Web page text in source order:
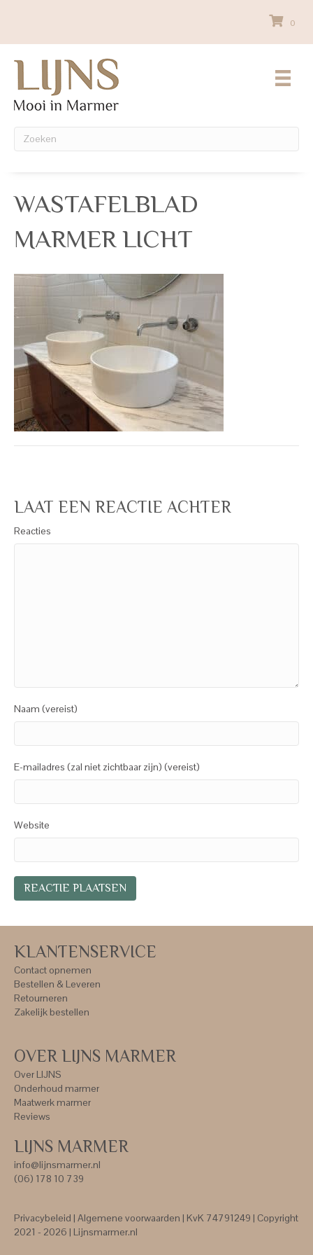
0
WASTAFELBLAD
MARMER LICHT
LAAT EEN REACTIE ACHTER
Reacties
Naam (vereist)
E-mailadres (zal niet zichtbaar zijn) (vereist)
Website
KLANTENSERVICE
Contact opnemen
Bestellen & Leveren
Retourneren
Zakelijk bestellen
OVER LIJNS MARMER
Over LIJNS
Onderhoud marmer
Maatwerk marmer
Reviews
LIJNS MARMER
info@lijnsmarmer.nl
(06) 178 10 739
Privacybeleid | Algemene voorwaarden | KvK 74791249 | Copyright
2021 - 2026 | Lijnsmarmer.nl